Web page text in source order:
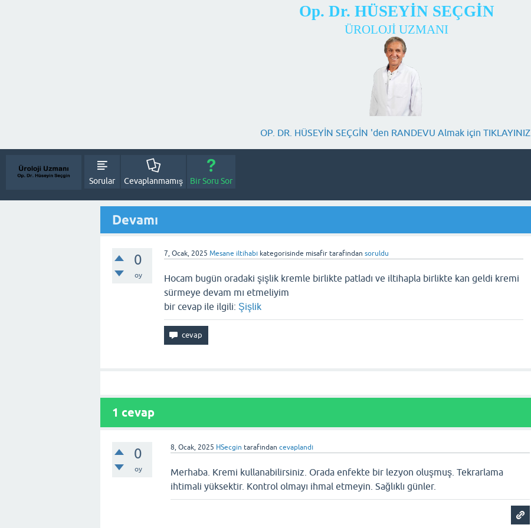
Op. Dr. HÜSEYİN SEÇGİN
ÜROLOJİ UZMANI
OP. DR. HÜSEYİN SEÇGİN 'den RANDEVU Almak için TIKLAYINIZ.
Sorular Cevaplanmamış Bir Soru Sor
Devamı
0
oy
7, Ocak, 2025 Mesane iltihabı kategorisinde misafir tarafından soruldu
Hocam bugün oradaki şişlik kremle birlikte patladı ve iltihapla birlikte kan geldi kremi
sürmeye devam mı etmeliyim
bir cevap ile ilgili: Şişlik
1 cevap
0
oy
8, Ocak, 2025 HSecgin tarafından cevaplandı
Merhaba. Kremi kullanabilirsiniz. Orada enfekte bir lezyon oluşmuş. Tekrarlama
ihtimali yüksektir. Kontrol olmayı ihmal etmeyin. Sağlıklı günler.